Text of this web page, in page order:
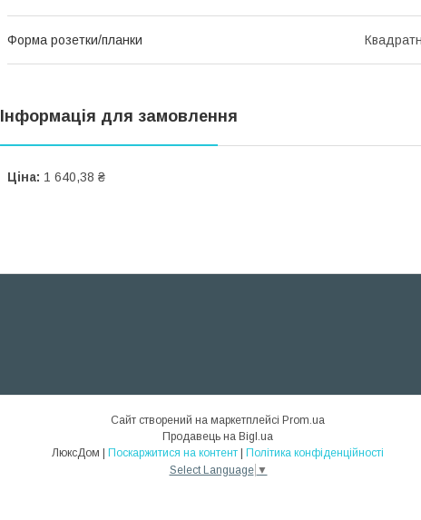
Форма розетки/планки
Інформація для замовлення
Ціна: 1 640,38 ₴
Сайт створений на маркетплейсі Prom.ua
Продавець на Bigl.ua
ЛюксДом | Поскаржитися на контент | Політика конфіденційності
Select Language ▼